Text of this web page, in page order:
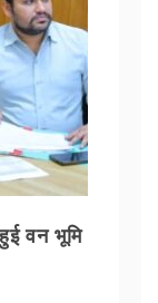
वन भूमि